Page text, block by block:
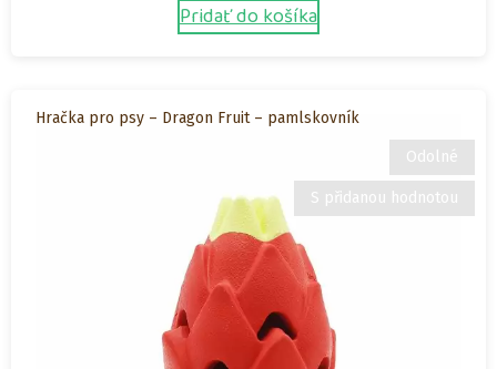
Pridať do košíka
Odolné
S přidanou hodnotou
Hračka pro psy – Dragon Fruit – pamlskovník